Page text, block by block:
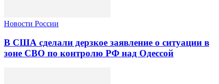
Новости России
В США сделали дерзкое заявление о ситуации в
зоне СВО по контролю РФ над Одессой